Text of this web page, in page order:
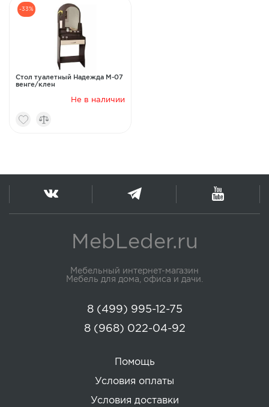
-33%
Стол туалетный Надежда М-07
венге/клен
Не в наличии
MebLeder.ru
Мебельный интернет-магазин
Мебель для дома, офиса и дачи.
Помощь
Условия оплаты
Условия доставки
8 (499) 995-12-75
8 (968) 022-04-92